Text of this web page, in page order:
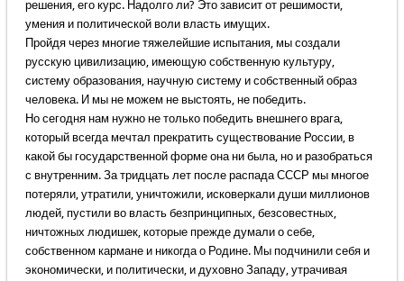
решения, его курс. Надолго ли? Это зависит от решимости,
умения и политической воли власть имущих.
Пройдя через многие тяжелейшие испытания, мы создали
русскую цивилизацию, имеющую собственную культуру,
систему образования, научную систему и собственный образ
человека. И мы не можем не выстоять, не победить.
Но сегодня нам нужно не только победить внешнего врага,
который всегда мечтал прекратить существование России, в
какой бы государственной форме она ни была, но и разобраться
с внутренним. За тридцать лет после распада СССР мы многое
потеряли, утратили, уничтожили, исковеркали души миллионов
людей, пустили во власть безпринципных, безсовестных,
ничтожных людишек, которые прежде думали о себе,
собственном кармане и никогда о Родине. Мы подчинили себя и
экономически, и политически, и духовно Западу, утрачивая